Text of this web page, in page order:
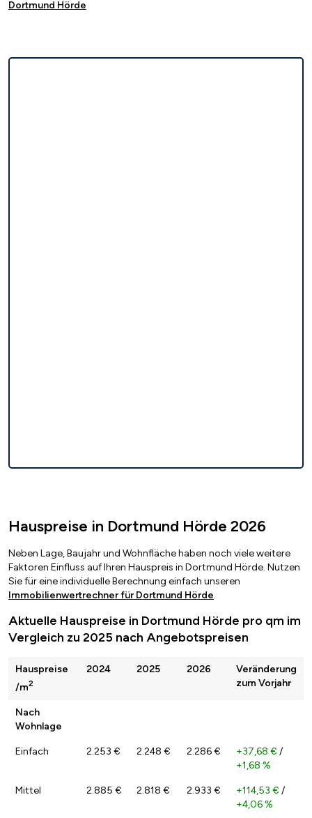
Dortmund Hörde
Hauspreise in Dortmund Hörde 2026
Neben Lage, Baujahr und Wohnfläche haben noch viele weitere
Faktoren Einfluss auf Ihren Hauspreis in Dortmund Hörde. Nutzen
Sie für eine individuelle Berechnung einfach unseren
Immobilienwertrechner für Dortmund Hörde.
Aktuelle Hauspreise in Dortmund Hörde pro qm im
Vergleich zu 2025 nach Angebotspreisen
Hauspreise
/m2
2024 2025 2026
Veränderung
zum Vorjahr
Nach
Wohnlage
Einfach 2.253 € 2.248 € 2.286 € +37,68 € /
+1,68 %
Mittel 2.885 € 2.818 € 2.933 € +114,53 € /
+4,06 %